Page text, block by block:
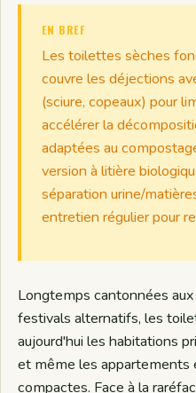
EN BREF
Les toilettes sèches
couvre les déjections
(sciure, copeaux) pour
accélérer la
adaptées au
version à litière
séparation urine/
entretien régulier pour
Longtemps cantonnées
festivals alternatifs, les
aujourd'hui les habitations
et même les appartements
compactes. Face à la